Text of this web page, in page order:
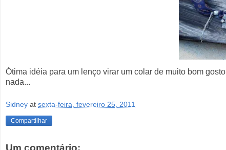
Ótima idéia para um lenço virar um colar de muito bom gosto
nada...
Sidney at sexta-feira, fevereiro 25, 2011
Compartilhar
Um comentário: